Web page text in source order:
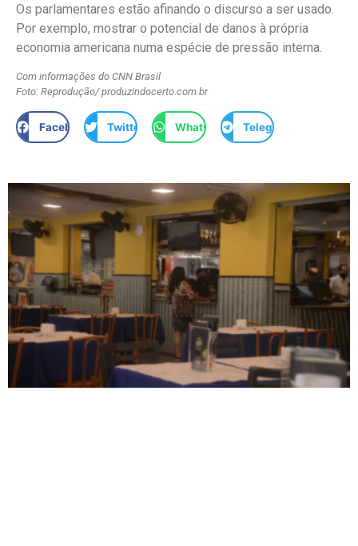
Os parlamentares estão afinando o discurso a ser usado.
Por exemplo, mostrar o potencial de danos à própria
economia americana numa espécie de pressão interna.
Com informações do CNN Brasil
Foto: Reprodução/ produzindocerto.com.br
Facebook Twitter WhatsApp Telegram